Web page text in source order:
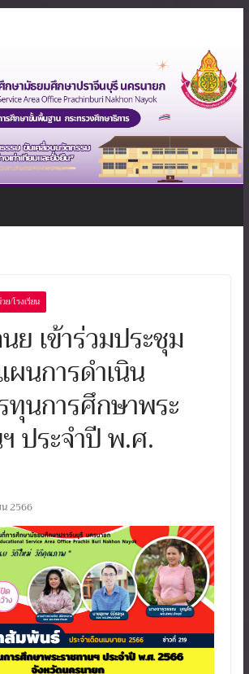
/โรงเรียน
ย เข้าร่วมประชุม
ผนการดำเนิน
ทุนการศึกษาพระ
ประจำปี พ.ศ.
น 2566